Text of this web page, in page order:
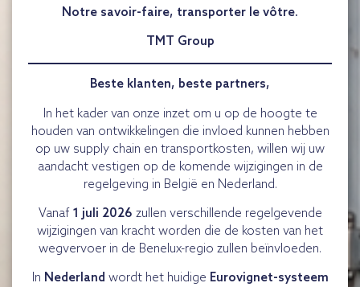
Notre savoir-faire, transporter le vôtre.
TMT Group
Beste klanten, beste partners,
In het kader van onze inzet om u op de hoogte te
houden van ontwikkelingen die invloed kunnen hebben
op uw supply chain en transportkosten, willen wij uw
aandacht vestigen op de komende wijzigingen in de
regelgeving in België en Nederland.
Vanaf 1 juli 2026 zullen verschillende regelgevende
wijzigingen van kracht worden die de kosten van het
wegvervoer in de Benelux-regio zullen beïnvloeden.
In Nederland wordt het huidige Eurovignet-systeem